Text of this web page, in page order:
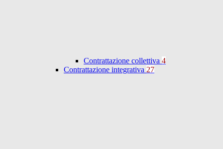
Contrattazione collettiva 4
Contrattazione integrativa 27